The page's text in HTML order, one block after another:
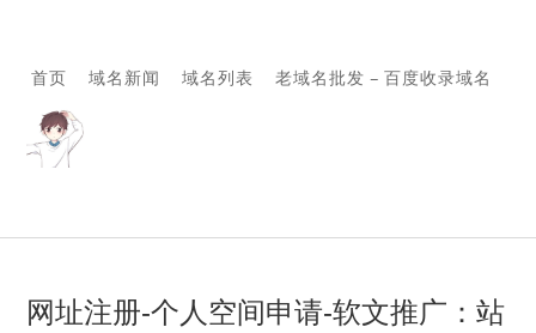
首页 域名新闻 域名列表 老域名批发 – 百度收录域名
网址注册-个人空间申请-软文推广：站